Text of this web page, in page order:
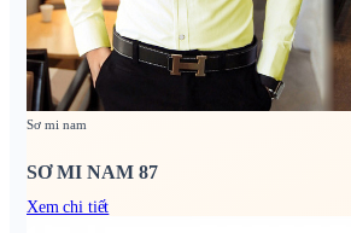
Sơ mi nam
SƠ MI NAM 87
Xem chi tiết